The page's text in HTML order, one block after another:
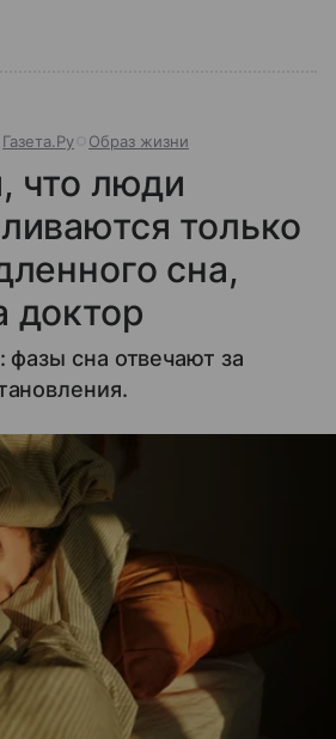
Газета.Ру Образ жизни
что люди
только
сна,
доктор
фазы сна отвечают за